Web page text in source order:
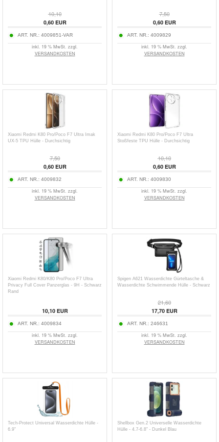
10,10
0,60EUR
ART. NR.: 4009851-VAR
inkl. 19 % MwSt. zzgl.
VERSANDKOSTEN
7,50
0,60EUR
ART. NR.: 4009829
inkl. 19 % MwSt. zzgl.
VERSANDKOSTEN
Xiaomi Redmi K80 Pro/Poco F7 Ultra Imak
UX-5 TPU Hülle - Durchsichtig
7,50
0,60EUR
ART. NR.: 4009832
inkl. 19 % MwSt. zzgl.
VERSANDKOSTEN
Xiaomi Redmi K80 Pro/Poco F7 Ultra
Stoßfeste TPU Hülle - Durchsichtig
10,10
0,60EUR
ART. NR.: 4009830
inkl. 19 % MwSt. zzgl.
VERSANDKOSTEN
Xiaomi Redmi K80/K80 Pro/Poco F7 Ultra
Privacy Full Cover Panzerglas - 9H - Schwarz
Rand
10,10EUR
ART. NR.: 4009834
inkl. 19 % MwSt. zzgl.
VERSANDKOSTEN
Spigen A621 Wasserdichte Gürteltasche &
Wasserdichte Schwimmende Hülle - Schwarz
21,60
17,70EUR
ART. NR.: 246631
inkl. 19 % MwSt. zzgl.
VERSANDKOSTEN
Tech-Protect Universal Wasserdichte Hülle -
6.9"
Shellbox Gen.2 Universelle Wasserdichte
Hülle - 4.7-6.8" - Dunkel Blau